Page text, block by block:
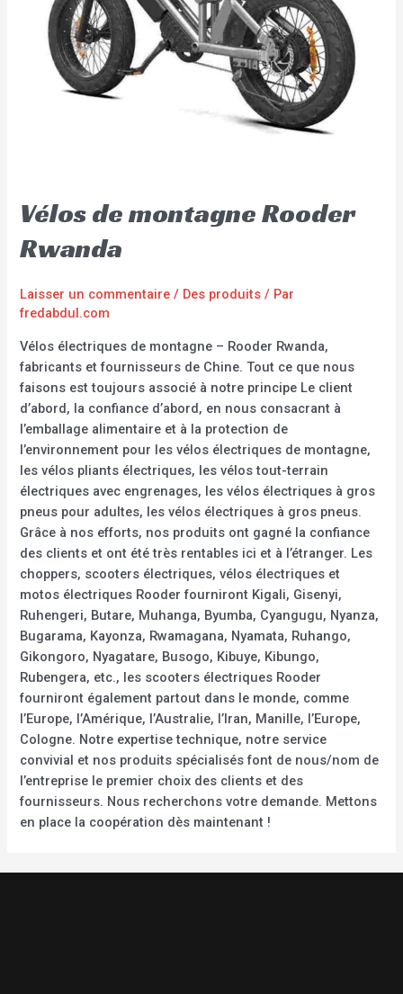
Vélos de montagne Rooder
Rwanda
Laisser un commentaire / Des produits / Par
fredabdul.com
Vélos électriques de montagne – Rooder Rwanda,
fabricants et fournisseurs de Chine. Tout ce que nous
faisons est toujours associé à notre principe Le client
d’abord, la confiance d’abord, en nous consacrant à
l’emballage alimentaire et à la protection de
l’environnement pour les vélos électriques de montagne,
les vélos pliants électriques, les vélos tout-terrain
électriques avec engrenages, les vélos électriques à gros
pneus pour adultes, les vélos électriques à gros pneus.
Grâce à nos efforts, nos produits ont gagné la confiance
des clients et ont été très rentables ici et à l’étranger. Les
choppers, scooters électriques, vélos électriques et
motos électriques Rooder fourniront Kigali, Gisenyi,
Ruhengeri, Butare, Muhanga, Byumba, Cyangugu, Nyanza,
Bugarama, Kayonza, Rwamagana, Nyamata, Ruhango,
Gikongoro, Nyagatare, Busogo, Kibuye, Kibungo,
Rubengera, etc., les scooters électriques Rooder
fourniront également partout dans le monde, comme
l’Europe, l’Amérique, l’Australie, l’Iran, Manille, l’Europe,
Cologne. Notre expertise technique, notre service
convivial et nos produits spécialisés font de nous/nom de
l’entreprise le premier choix des clients et des
fournisseurs. Nous recherchons votre demande. Mettons
en place la coopération dès maintenant !